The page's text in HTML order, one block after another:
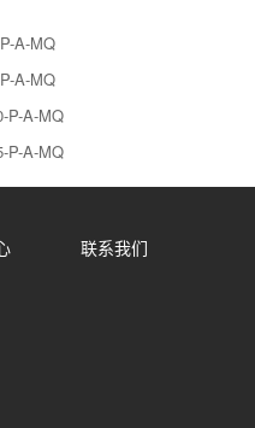
A-MQ
A-MQ
P-A-MQ
P-A-MQ
联系我们